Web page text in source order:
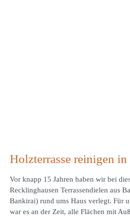
Holzterrasse reinigen
Vor knapp 15 Jahren haben wir bei
Recklinghausen Terrassendielen aus
Bankirai) rund ums Haus verlegt. Für
war es an der Zeit, alle Flächen mit